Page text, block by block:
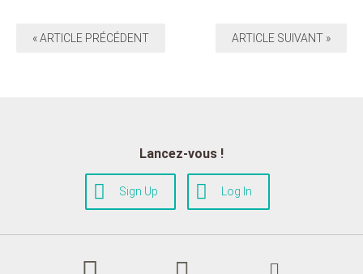
ARTICLE SUIVANT »
« ARTICLE PRÉCÉDENT
Lancez-vous !
Sign Up Log In